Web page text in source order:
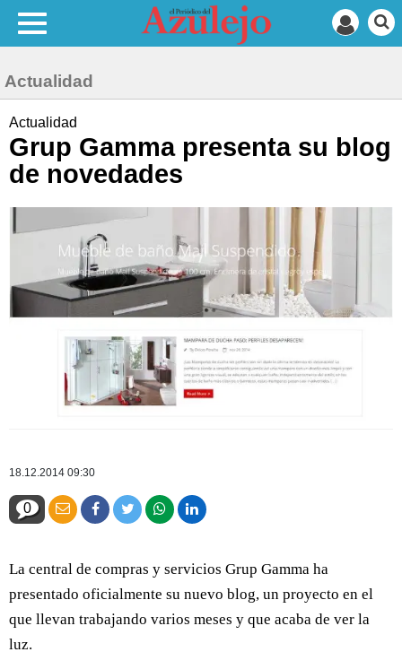
Actualidad
Actualidad
Grup Gamma presenta su blog
de novedades
18.12.2014 09:30
0
La central de compras y servicios Grup Gamma ha
presentado oficialmente su nuevo blog, un proyecto en el
que llevan trabajando varios meses y que acaba de ver la
luz.